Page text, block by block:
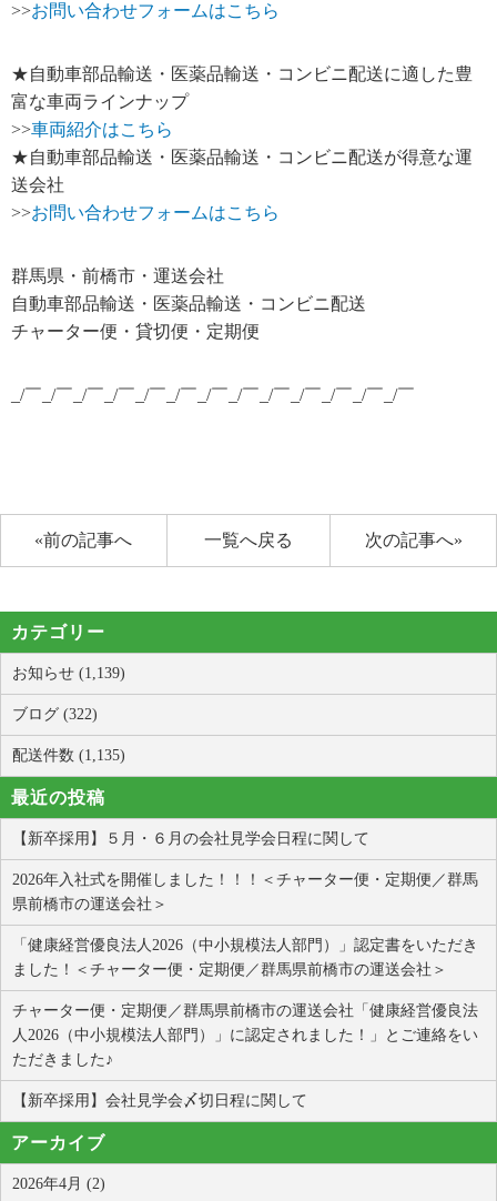
>>お問い合わせフォームはこちら
★自動車部品輸送・医薬品輸送・コンビニ配送に適した豊
富な車両ラインナップ
>>車両紹介はこちら
★自動車部品輸送・医薬品輸送・コンビニ配送が得意な運
送会社
>>お問い合わせフォームはこちら
群馬県・前橋市・運送会社
自動車部品輸送・医薬品輸送・コンビニ配送
チャーター便・貸切便・定期便
_/￣_/￣_/￣_/￣_/￣_/￣_/￣_/￣_/￣_/￣_/￣_/￣_/￣
«前の記事へ 次の記事へ»
一覧へ戻る
カテゴリー
お知らせ (1,139)
ブログ (322)
配送件数 (1,135)
最近の投稿
【新卒採用】５月・６月の会社見学会日程に関して
2026年入社式を開催しました！！！＜チャーター便・定期便／群馬
県前橋市の運送会社＞
「健康経営優良法人2026（中小規模法人部門）」認定書をいただき
ました！＜チャーター便・定期便／群馬県前橋市の運送会社＞
チャーター便・定期便／群馬県前橋市の運送会社「健康経営優良法
人2026（中小規模法人部門）」に認定されました！」とご連絡をい
ただきました♪
【新卒採用】会社見学会〆切日程に関して
アーカイブ
2026年4月 (2)